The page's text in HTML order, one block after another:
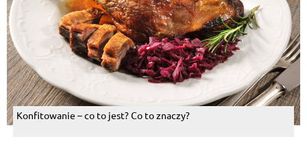
Konfitowanie – co to jest? Co to znaczy?